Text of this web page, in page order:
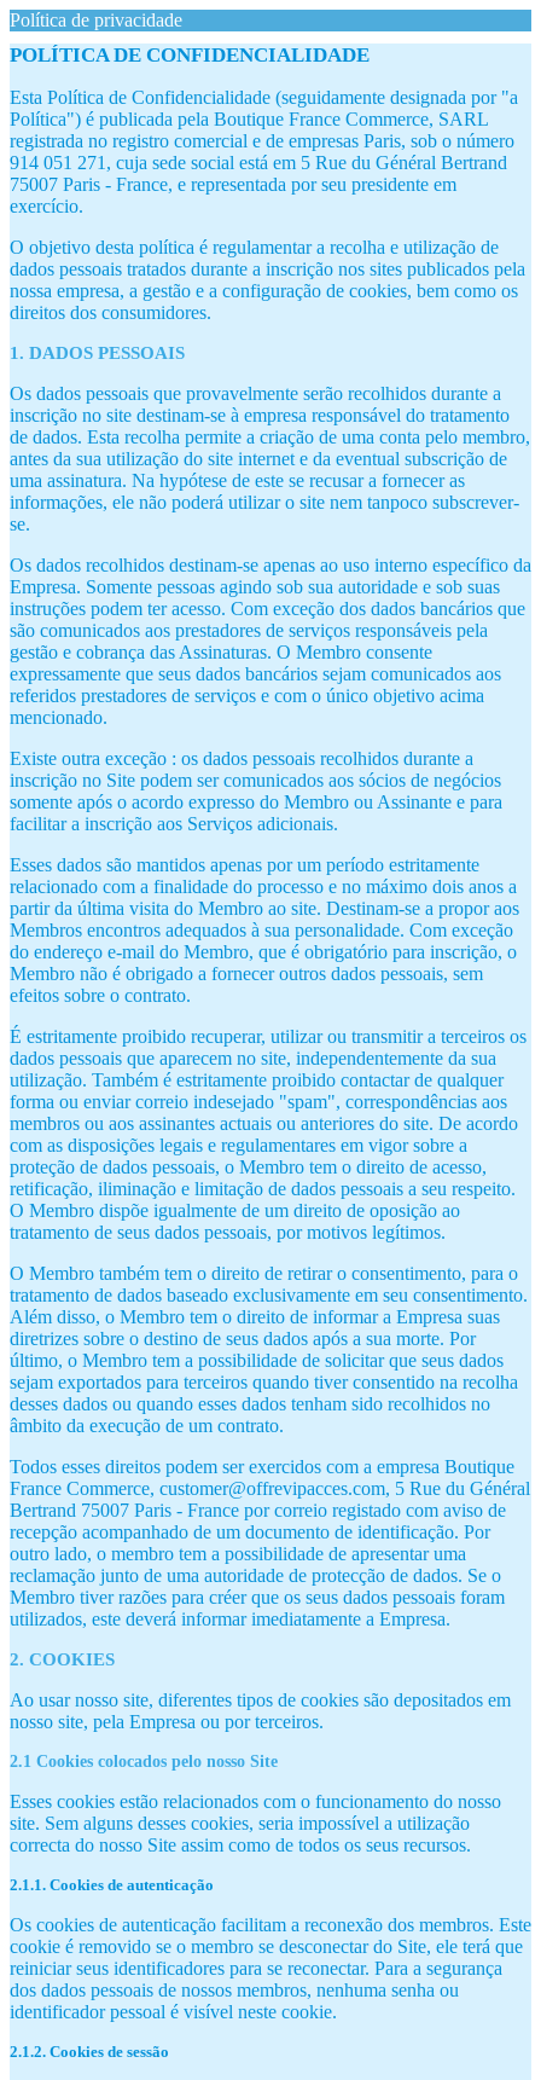
Política de privacidade
POLÍTICA DE CONFIDENCIALIDADE
Esta Política de Confidencialidade (seguidamente designada por "a
Política") é publicada pela Boutique France Commerce, SARL
registrada no registro comercial e de empresas Paris, sob o número
914 051 271, cuja sede social está em 5 Rue du Général Bertrand
75007 Paris - France, e representada por seu presidente em
exercício.
O objetivo desta política é regulamentar a recolha e utilização de
dados pessoais tratados durante a inscrição nos sites publicados pela
nossa empresa, a gestão e a configuração de cookies, bem como os
direitos dos consumidores.
1. DADOS PESSOAIS
Os dados pessoais que provavelmente serão recolhidos durante a
inscrição no site destinam-se à empresa responsável do tratamento
de dados. Esta recolha permite a criação de uma conta pelo membro,
antes da sua utilização do site internet e da eventual subscrição de
uma assinatura. Na hypótese de este se recusar a fornecer as
informações, ele não poderá utilizar o site nem tanpoco subscrever-
se.
Os dados recolhidos destinam-se apenas ao uso interno específico da
Empresa. Somente pessoas agindo sob sua autoridade e sob suas
instruções podem ter acesso. Com exceção dos dados bancários que
são comunicados aos prestadores de serviços responsáveis pela
gestão e cobrança das Assinaturas. O Membro consente
expressamente que seus dados bancários sejam comunicados aos
referidos prestadores de serviços e com o único objetivo acima
mencionado.
Existe outra exceção : os dados pessoais recolhidos durante a
inscrição no Site podem ser comunicados aos sócios de negócios
somente após o acordo expresso do Membro ou Assinante e para
facilitar a inscrição aos Serviços adicionais.
Esses dados são mantidos apenas por um período estritamente
relacionado com a finalidade do processo e no máximo dois anos a
partir da última visita do Membro ao site. Destinam-se a propor aos
Membros encontros adequados à sua personalidade. Com exceção
do endereço e-mail do Membro, que é obrigatório para inscrição, o
Membro não é obrigado a fornecer outros dados pessoais, sem
efeitos sobre o contrato.
É estritamente proibido recuperar, utilizar ou transmitir a terceiros os
dados pessoais que aparecem no site, independentemente da sua
utilização. Também é estritamente proibido contactar de qualquer
forma ou enviar correio indesejado "spam", correspondências aos
membros ou aos assinantes actuais ou anteriores do site. De acordo
com as disposições legais e regulamentares em vigor sobre a
proteção de dados pessoais, o Membro tem o direito de acesso,
retificação, iliminação e limitação de dados pessoais a seu respeito.
O Membro dispõe igualmente de um direito de oposição ao
tratamento de seus dados pessoais, por motivos legítimos.
O Membro também tem o direito de retirar o consentimento, para o
tratamento de dados baseado exclusivamente em seu consentimento.
Além disso, o Membro tem o direito de informar a Empresa suas
diretrizes sobre o destino de seus dados após a sua morte. Por
último, o Membro tem a possibilidade de solicitar que seus dados
sejam exportados para terceiros quando tiver consentido na recolha
desses dados ou quando esses dados tenham sido recolhidos no
âmbito da execução de um contrato.
Todos esses direitos podem ser exercidos com a empresa Boutique
France Commerce, customer@offrevipacces.com, 5 Rue du Général
Bertrand 75007 Paris - France por correio registado com aviso de
recepção acompanhado de um documento de identificação. Por
outro lado, o membro tem a possibilidade de apresentar uma
reclamação junto de uma autoridade de protecção de dados. Se o
Membro tiver razões para créer que os seus dados pessoais foram
utilizados, este deverá informar imediatamente a Empresa.
2. COOKIES
Ao usar nosso site, diferentes tipos de cookies são depositados em
nosso site, pela Empresa ou por terceiros.
2.1 Cookies colocados pelo nosso Site
Esses cookies estão relacionados com o funcionamento do nosso
site. Sem alguns desses cookies, seria impossível a utilização
correcta do nosso Site assim como de todos os seus recursos.
2.1.1. Cookies de autenticação
Os cookies de autenticação facilitam a reconexão dos membros. Este
cookie é removido se o membro se desconectar do Site, ele terá que
reiniciar seus identificadores para se reconectar. Para a segurança
dos dados pessoais de nossos membros, nenhuma senha ou
identificador pessoal é visível neste cookie.
2.1.2. Cookies de sessão